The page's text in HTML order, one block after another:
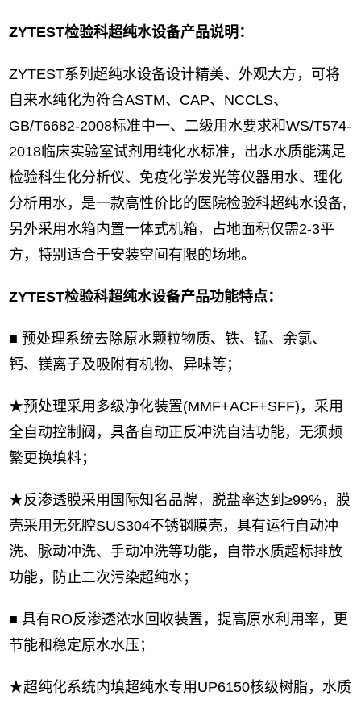
ZYTEST检验科超纯水设备产品说明：
ZYTEST系列超纯水设备设计精美、外观大方，可将
自来水纯化为符合ASTM、CAP、NCCLS、
GB/T6682-2008标准中一、二级用水要求和WS/T574-
2018临床实验室试剂用纯化水标准，出水水质能满足
检验科生化分析仪、免疫化学发光等仪器用水、理化
分析用水，是一款高性价比的医院检验科超纯水设备,
另外采用水箱内置一体式机箱，占地面积仅需2-3平
方，特别适合于安装空间有限的场地。
ZYTEST检验科超纯水设备产品功能特点：
■ 预处理系统去除原水颗粒物质、铁、锰、余氯、
钙、镁离子及吸附有机物、异味等；
★预处理采用多级净化装置(MMF+ACF+SFF)，采用
全自动控制阀，具备自动正反冲洗自洁功能，无须频
繁更换填料；
★反渗透膜采用国际知名品牌，脱盐率达到≥99%，膜
壳采用无死腔SUS304不锈钢膜壳，具有运行自动冲
洗、脉动冲洗、手动冲洗等功能，自带水质超标排放
功能，防止二次污染超纯水；
■ 具有RO反渗透浓水回收装置，提高原水利用率，更
节能和稳定原水水压；
★超纯化系统内填超纯水专用UP6150核级树脂，水质